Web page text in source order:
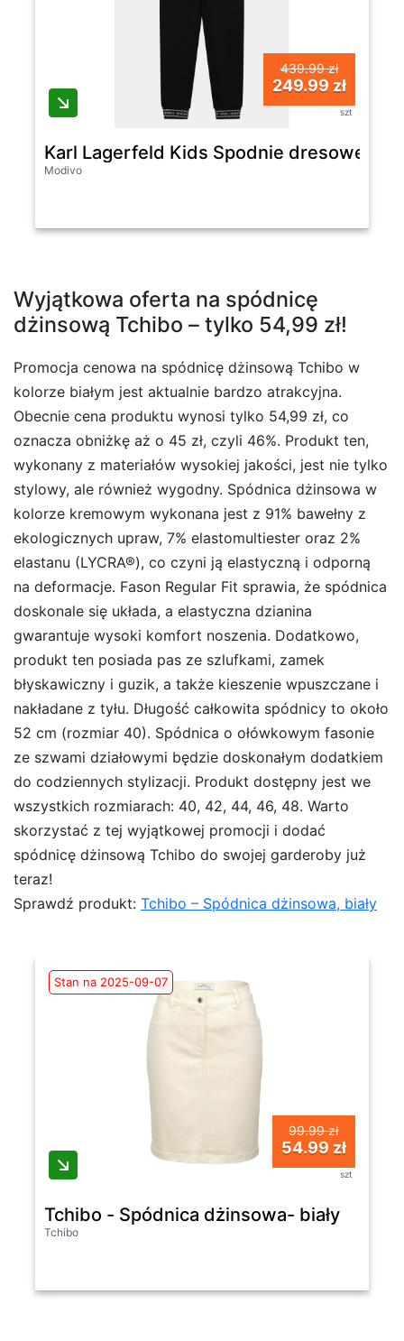
439.99 zł
249.99 zł
szt
Karl Lagerfeld Kids Spodnie dresowe
Modivo
Wyjątkowa oferta na spódnicę
dżinsową Tchibo – tylko 54,99 zł!
Promocja cenowa na spódnicę dżinsową Tchibo w
kolorze białym jest aktualnie bardzo atrakcyjna.
Obecnie cena produktu wynosi tylko 54,99 zł, co
oznacza obniżkę aż o 45 zł, czyli 46%. Produkt ten,
wykonany z materiałów wysokiej jakości, jest nie tylko
stylowy, ale również wygodny. Spódnica dżinsowa w
kolorze kremowym wykonana jest z 91% bawełny z
ekologicznych upraw, 7% elastomultiester oraz 2%
elastanu (LYCRA®), co czyni ją elastyczną i odporną
na deformacje. Fason Regular Fit sprawia, że spódnica
doskonale się układa, a elastyczna dzianina
gwarantuje wysoki komfort noszenia. Dodatkowo,
produkt ten posiada pas ze szlufkami, zamek
błyskawiczny i guzik, a także kieszenie wpuszczane i
nakładane z tyłu. Długość całkowita spódnicy to około
52 cm (rozmiar 40). Spódnica o ołówkowym fasonie
ze szwami działowymi będzie doskonałym dodatkiem
do codziennych stylizacji. Produkt dostępny jest we
wszystkich rozmiarach: 40, 42, 44, 46, 48. Warto
skorzystać z tej wyjątkowej promocji i dodać
spódnicę dżinsową Tchibo do swojej garderoby już
teraz!
Sprawdź produkt: Tchibo – Spódnica dżinsowa, biały
Stan na 2025-09-07
99.99 zł
54.99 zł
szt
Tchibo - Spódnica dżinsowa- biały
Tchibo